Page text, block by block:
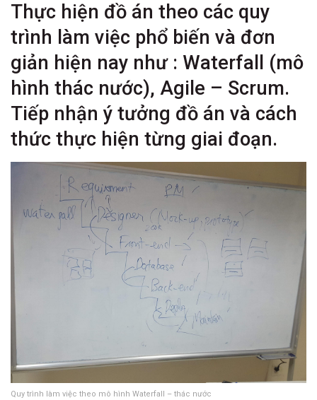
Thực hiện đồ án theo các quy
trình làm việc phổ biến và đơn
giản hiện nay như : Waterfall (mô
hình thác nước), Agile – Scrum.
Tiếp nhận ý tưởng đồ án và cách
thức thực hiện từng giai đoạn.
Quy trình làm việc theo mô hình Waterfall – thác nước